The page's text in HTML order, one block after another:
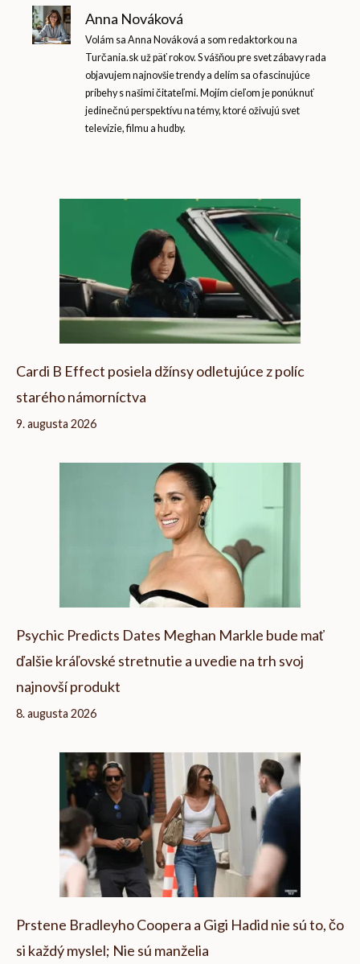
Anna Nováková
Volám sa Anna Nováková a som redaktorkou na
Turčania.sk už päť rokov. S vášňou pre svet zábavy rada
objavujem najnovšie trendy a delím sa o fascinujúce
príbehy s našimi čitateľmi. Mojím cieľom je ponúknuť
jedinečnú perspektívu na témy, ktoré oživujú svet
televízie, filmu a hudby.
Cardi B Effect posiela džínsy odletujúce z políc
starého námorníctva
9. augusta 2026
Psychic Predicts Dates Meghan Markle bude mať
ďalšie kráľovské stretnutie a uvedie na trh svoj
najnovší produkt
8. augusta 2026
Prstene Bradleyho Coopera a Gigi Hadid nie sú to, čo
si každý myslel; Nie sú manželia